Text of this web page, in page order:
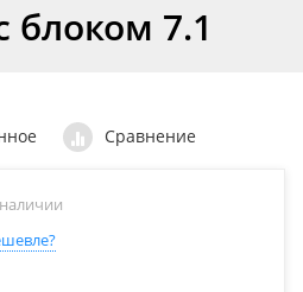
блоком 7.1
Сравнение